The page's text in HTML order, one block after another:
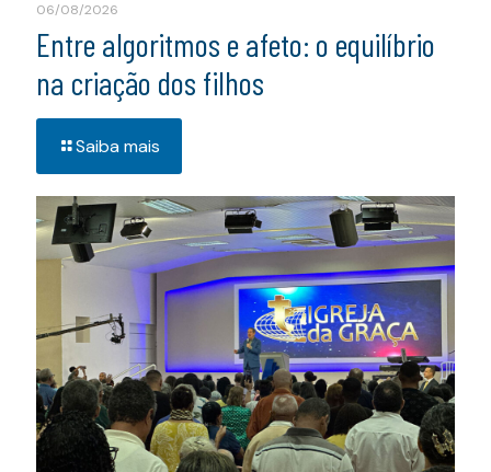
06/08/2026
Entre algoritmos e afeto: o equilíbrio
na criação dos filhos
Saiba mais